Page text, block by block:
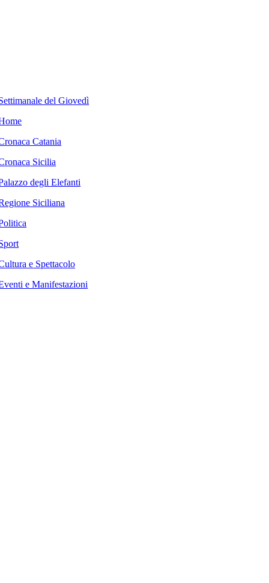
del Giovedì
Catania
Sicilia
degli Elefanti
Siciliana
e Spettacolo
e Manifestazioni